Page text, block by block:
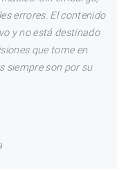
errores. El contenido
y no está destinado
que tome en
siempre son por su